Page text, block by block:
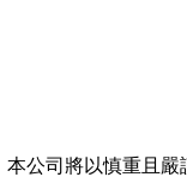
公司將以慎重且